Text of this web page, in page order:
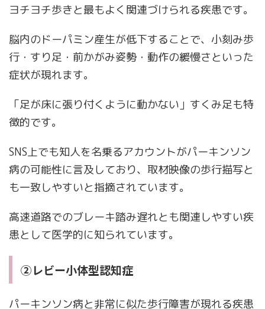
ヨチヨチ歩きと最もよく関連づけられる疾患です。
脳内のドーパミン産生が低下することで、小刻み歩
行・すり足・前かがみ姿勢・動作の緩慢さといった
症状が現れます。
「足が床に張り付くように動かない」すくみ足も特
徴的です。
SNS上でも知人を名乗るアカウントがパーキンソン
病の可能性に言及しており、取材映像の歩行描写と
も一致しやすいと指摘されています。
高速道路でのブレーキ踏み遅れとも関連しやすい疾
患として医学的に知られています。
②レビー小体型認知症
パーキンソン病と非常に似た歩行障害が現れる疾患